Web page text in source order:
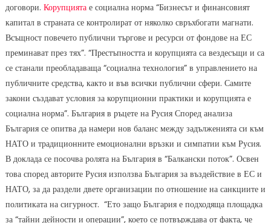
договори. Корупциятае социална норма “Бизнесът и финансовият
капитал в страната се контролират от няколко свръхбогати магнати.
Всъщност повечето публични търгове и ресурси от фондове на ЕС
преминават през тях”. “Престъпността и корупцията са вездесъщи и са
се станали преобладаваща “социална технология” в управлението на
публичните средства, както и във всички публични сфери. Самите
закони създават условия за корупционни практики и корупцията е
социална норма”. България в ръцете на Русия Според анализа
България се опитва да намери нов баланс между задълженията си към
НАТО и традиционните емоционални връзки и симпатии към Русия.
В доклада се посочва ролята на България в “Балкански поток”. Освен
това според авторите Русия използва България за въздействие в ЕС и
НАТО, за да раздели двете организации по отношение на санкциите и
политиката на сигурност. “Ето защо България е подходяща площадка
за “тайни дейности и операции”, което се потвърждава от факта, че